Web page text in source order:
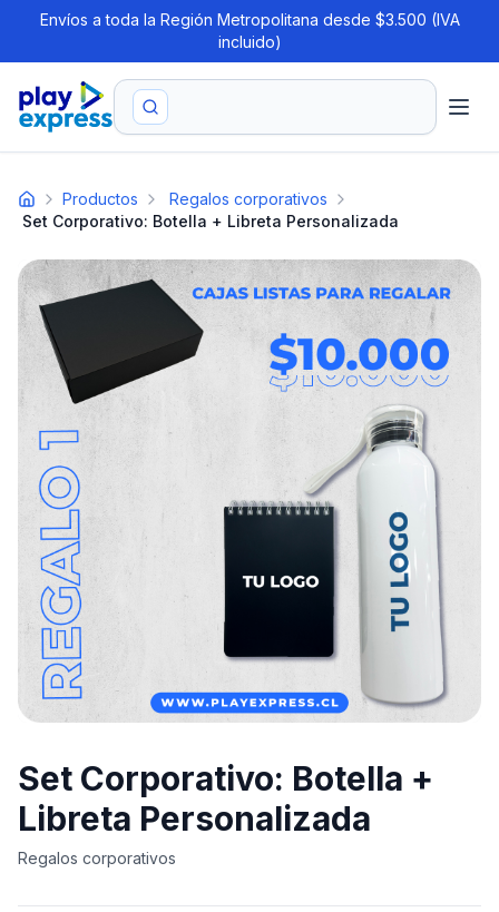
Envíos a toda la Región Metropolitana desde $3.500 (IVA
incluido)
Productos
Regalos corporativos
Set Corporativo: Botella + Libreta Personalizada
Set Corporativo: Botella +
Libreta Personalizada
Regalos corporativos